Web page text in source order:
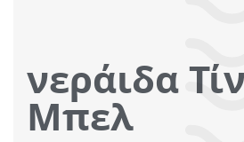
νεράιδα
Μπελ